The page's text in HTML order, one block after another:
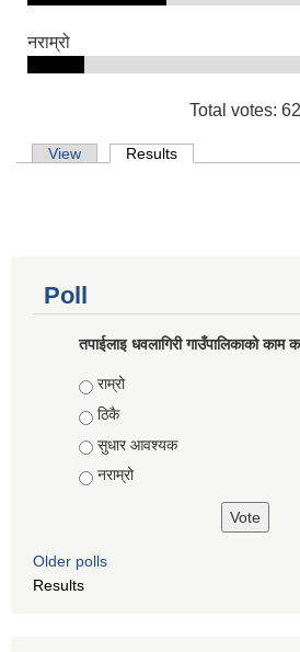
पशु शाखा
कृषि शाखा
नराम्रो
Total votes: 62
Primary tabs
View Results
Poll
तपाईलाइ धवलागिरी गाउँपालिकाको काम
Choices
राम्रो
ठिकै
सुधार आवश्यक
नराम्रो
Older polls
Results